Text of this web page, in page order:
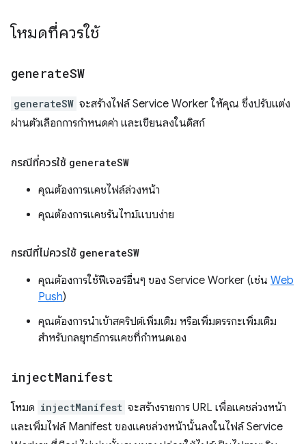
โหมดที่ควรใช้
generateSW
generateSW จะสร้างไฟล์ Service Worker ให้คุณ ซึ่งปรับแต่ง
ผ่านตัวเลือกการกำหนดค่า และเขียนลงในดิสก์
กรณีที่ควรใช้ generateSW
คุณต้องการแคชไฟล์ล่วงหน้า
คุณต้องการแคชรันไทม์แบบง่าย
กรณีที่ไม่ควรใช้ generateSW
คุณต้องการใช้ฟีเจอร์อื่นๆ ของ Service Worker (เช่น Web
Push)
คุณต้องการนำเข้าสคริปต์เพิ่มเติม หรือเพิ่มตรรกะเพิ่มเติม
สำหรับกลยุทธ์การแคชที่กำหนดเอง
injectManifest
โหมด injectManifest จะสร้างรายการ URL เพื่อแคชล่วงหน้า
และเพิ่มไฟล์ Manifest ของแคชล่วงหน้านั้นลงในไฟล์ Service